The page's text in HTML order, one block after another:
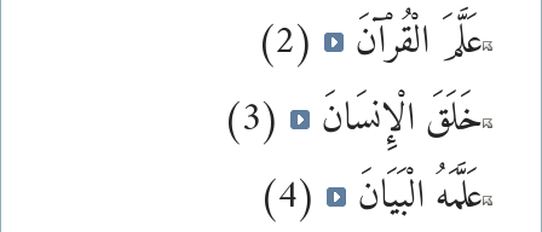
عَلَّمَ الْقُرْآنَ
(2)
خَلَقَ الْإِنسَانَ
(3)
عَلَّمَهُ الْبَيَانَ
(4)